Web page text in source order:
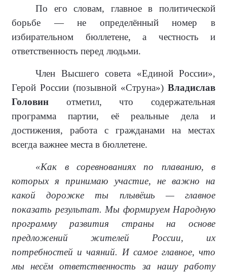
По его словам, главное в политической
борьбе — не определённый номер в
избирательном бюллетене, а честность и
ответственность перед людьми.
Член Высшего совета «Единой России»,
Герой России (позывной «Струна») Владислав
Головин отметил, что содержательная
программа партии, её реальные дела и
достижения, работа с гражданами на местах
всегда важнее места в бюллетене.
«Как в соревнованиях по плаванию, в
которых я принимаю участие, не важно на
какой дорожке ты плывёшь — главное
показать результат. Мы формируем Народную
программу развития страны на основе
предложений жителей России, их
потребностей и чаяний. И самое главное, что
мы несём ответственность за нашу работу